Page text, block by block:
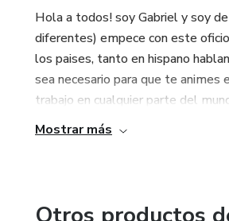
-
que
¡No
hoy
Hola a todos! soy Gabriel y soy
diferentes) empece con este
los paises, tanto en hispano
sea necesario para que te
trabajo en cualquier parte del
Mostrar más